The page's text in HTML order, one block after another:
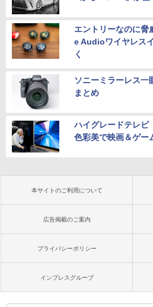
エントリーなのに
e Audioワイヤレス
く
ソニーミラーレス一
まとめ
ハイグレードテレビ
色彩美で映画＆ゲー
本サイトのご利用について
広告掲載のご案内
プライバシーポリシー
インプレスグループ